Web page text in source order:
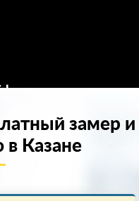
замер и
в Казанe